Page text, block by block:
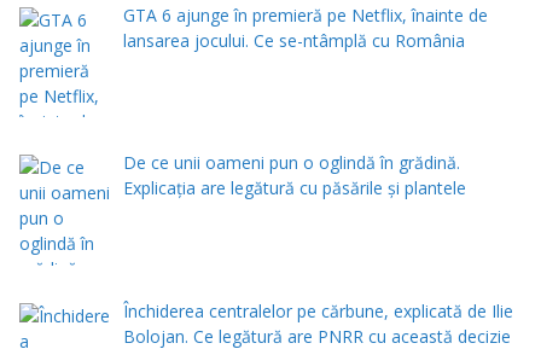
GTA 6 ajunge în premieră pe Netflix, înainte de
lansarea jocului. Ce se-ntâmplă cu România
De ce unii oameni pun o oglindă în grădină.
Explicația are legătură cu păsările și plantele
Închiderea centralelor pe cărbune, explicată de Ilie
Bolojan. Ce legătură are PNRR cu această decizie